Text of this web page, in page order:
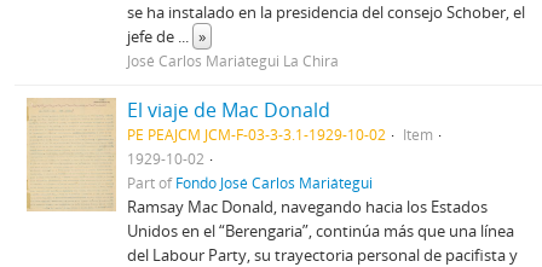
se ha instalado en la presidencia del consejo Schober, el
jefe de ... »
José Carlos Mariátegui La Chira
El viaje de Mac Donald
PE PEAJCM JCM-F-03-3-3.1-1929-10-02
Item
1929-10-02
Part ofFondo José Carlos Mariátegui
Ramsay Mac Donald, navegando hacia los Estados
Unidos en el “Berengaria”, continúa más que una línea
del Labour Party, su trayectoria personal de pacifista y